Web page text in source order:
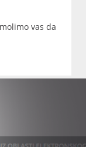
vas da